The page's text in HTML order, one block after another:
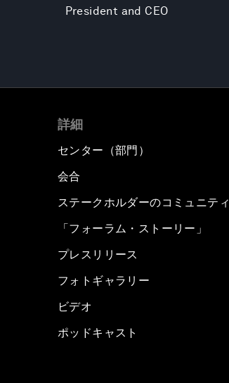
President and CEO
詳細
センター（部門）
会合
ステークホルダーのコミュニティ
「フォーラム・ストーリー」
プレスリリース
フォトギャラリー
ビデオ
ポッドキャスト